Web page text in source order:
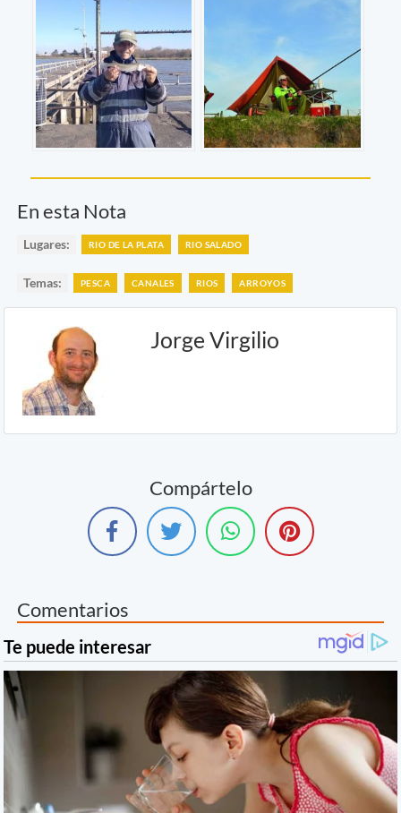
En esta Nota
Lugares: RIO DE LA PLATA RIO SALADO
Temas: PESCA CANALES RIOS ARROYOS
Jorge Virgilio
Compártelo
Comentarios